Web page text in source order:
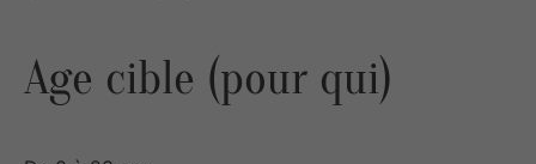
Age cible (pour qui)